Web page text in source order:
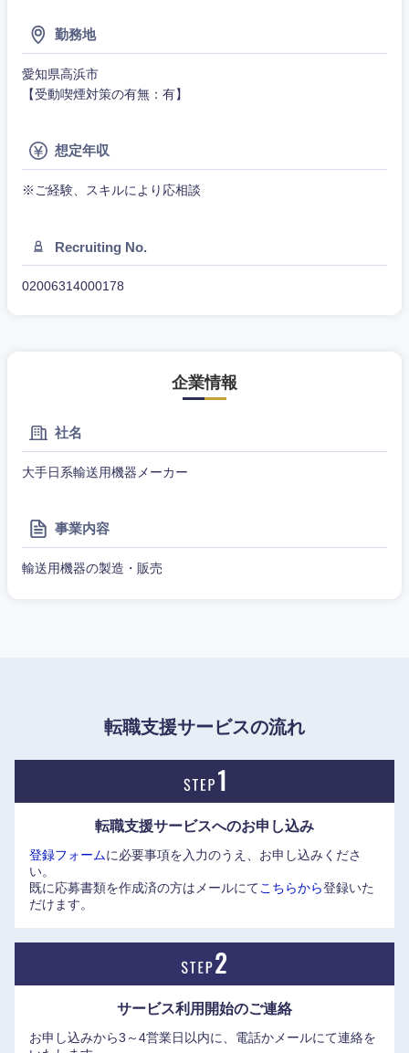
勤務地
愛知県高浜市
【受動喫煙対策の有無：有】
想定年収
※ご経験、スキルにより応相談
Recruiting No.
02006314000178
企業情報
社名
大手日系輸送用機器メーカー
事業内容
輸送用機器の製造・販売
転職支援サービスの流れ
転職支援サービスへのお申し込み
登録フォームに必要事項を入力のうえ、お申し込みくださ
い。
既に応募書類を作成済の方はメールにてこちらから登録いた
だけます。
サービス利用開始のご連絡
お申し込みから3～4営業日以内に、電話かメールにて連絡を
不動産専
門職
法律・特許事務所・監査法人
人材・アウトソーシング
サービス
甲信越・北陸